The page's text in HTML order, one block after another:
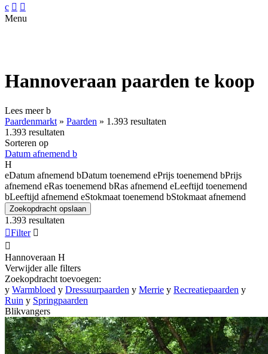
c  
Menu
Hannoveraan paarden te koop
Lees meerb
Paardenmarkt » Paarden » 1.393 resultaten
1.393 resultaten
Sorteren op
Datum afnemend b
H
eDatum afnemend bDatum toenemend ePrijs toenemend bPrijs
afnemend eRas toenemend bRas afnemend eLeeftijd toenemend
bLeeftijd afnemend eStokmaat toenemend bStokmaat afnemend
Zoekopdracht opslaan
1.393 resultaten
Filter 

Hannoveraan H
Verwijder alle filters
Zoekopdracht toevoegen:
y Warmbloed y Dressuurpaarden y Merrie y Recreatiepaarden y
Ruin y Springpaarden
Blikvangers